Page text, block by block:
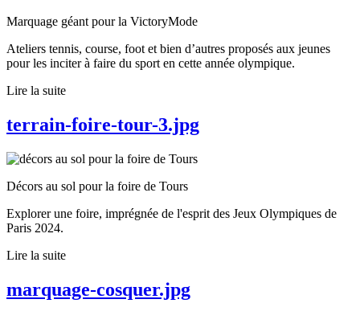
Marquage géant pour la VictoryMode
Ateliers tennis, course, foot et bien d’autres proposés aux jeunes
pour les inciter à faire du sport en cette année olympique.
Lire la suite
terrain-foire-tour-3.jpg
Décors au sol pour la foire de Tours
Explorer une foire, imprégnée de l'esprit des Jeux Olympiques de
Paris 2024.
Lire la suite
marquage-cosquer.jpg